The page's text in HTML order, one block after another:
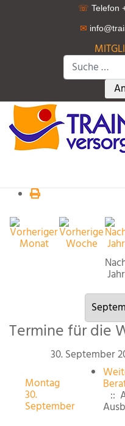
☏ Telefon
✉
Suchen
Jahr
Termine für die
30. September
Montag
30.
September
::